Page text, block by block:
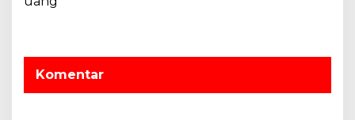
s
p
o
s
Komentar